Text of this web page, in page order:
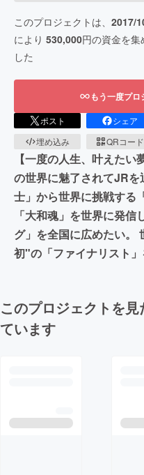
このプロジェクトは、 2017/
により 530,000円の資金を集
した
もう一度プ
ポスト シェア
埋め込み
QRコード
【一度の人生、叶えたい
の世界に魅了されてJR
士」から世界に挑戦する
「大和魂」を世界に発
グ」を全国に広めたい。
初"の「ファイナリスト」
このプロジェクトを
ています